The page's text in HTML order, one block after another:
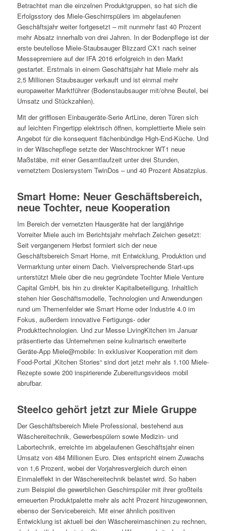
Betrachtet man die einzelnen Produktgruppen, so hat sich die
Erfolgsstory des Miele-Geschirrspülers im abgelaufenen
Geschäftsjahr weiter fortgesetzt – mit nunmehr fast 40 Prozent
mehr Absatz innerhalb von drei Jahren. In der Bodenpflege ist der
erste beutellose Miele-Staubsauger Blizzard CX1 nach seiner
Messepremiere auf der IFA 2016 erfolgreich in den Markt
gestartet. Erstmals in einem Geschäftsjahr hat Miele mehr als
2,5 Millionen Staubsauger verkauft und ist einmal mehr
europaweiter Marktführer (Bodenstaubsauger mit/ohne Beutel, bei
Umsatz und Stückzahlen).
Mit der grifflosen Einbaugeräte-Serie ArtLine, deren Türen sich
auf leichten Fingertipp elektrisch öffnen, komplettierte Miele sein
Angebot für die konsequent flächenbündige High-End-Küche. Und
in der Wäschepflege setzte der Waschtrockner WT1 neue
Maßstäbe, mit einer Gesamtlaufzeit unter drei Stunden,
vernetztem Dosiersystem TwinDos – und 40 Prozent Absatzplus.
Smart Home: Neuer Geschäftsbereich,
neue Tochter, neue Kooperation
Im Bereich der vernetzten Hausgeräte hat der langjährige
Vorreiter Miele auch im Berichtsjahr mehrfach Zeichen gesetzt:
Seit vergangenem Herbst formiert sich der neue
Geschäftsbereich Smart Home, mit Entwicklung, Produktion und
Vermarktung unter einem Dach. Vielversprechende Start-ups
unterstützt Miele über die neu gegründete Tochter Miele Venture
Capital GmbH, bis hin zu direkter Kapitalbeteiligung. Inhaltlich
stehen hier Geschäftsmodelle, Technologien und Anwendungen
rund um Themenfelder wie Smart Home oder Industrie 4.0 im
Fokus, außerdem innovative Fertigungs- oder
Produkttechnologien. Und zur Messe LivingKitchen im Januar
präsentierte das Unternehmen seine kulinarisch erweiterte
Geräte-App Miele@mobile: In exklusiver Kooperation mit dem
Food-Portal „Kitchen Stories“ sind dort jetzt mehr als 1.100 Miele-
Rezepte sowie 200 inspirierende Zubereitungsvideos mobil
abrufbar.
Steelco gehört jetzt zur Miele Gruppe
Der Geschäftsbereich Miele Professional, bestehend aus
Wäschereitechnik, Gewerbespülern sowie Medizin- und
Labortechnik, erreichte im abgelaufenen Geschäftsjahr einen
Umsatz von 484 Millionen Euro. Dies entspricht einem Zuwachs
von 1,6 Prozent, wobei der Vorjahresvergleich durch einen
Einmaleffekt in der Wäschereitechnik belastet wird. So haben
zum Beispiel die gewerblichen Geschirrspüler mit ihrer großteils
erneuerten Produktpalette mehr als acht Prozent hinzugewonnen,
ebenso der Servicebereich. Mit einer ähnlich positiven
Entwicklung ist aktuell bei den Wäschereimaschinen zu rechnen,